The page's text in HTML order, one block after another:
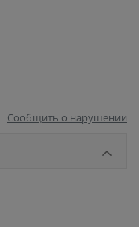
Сообщить о нарушении